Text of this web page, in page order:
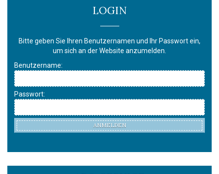
LOGIN
Bitte geben Sie Ihren Benutzernamen und Ihr Passwort ein,
um sich an der Website anzumelden.
Benutzername:
Passwort:
ANMELDEN